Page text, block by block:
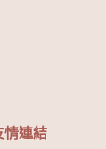
情連結